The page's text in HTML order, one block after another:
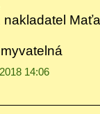
nakladatel
14:06